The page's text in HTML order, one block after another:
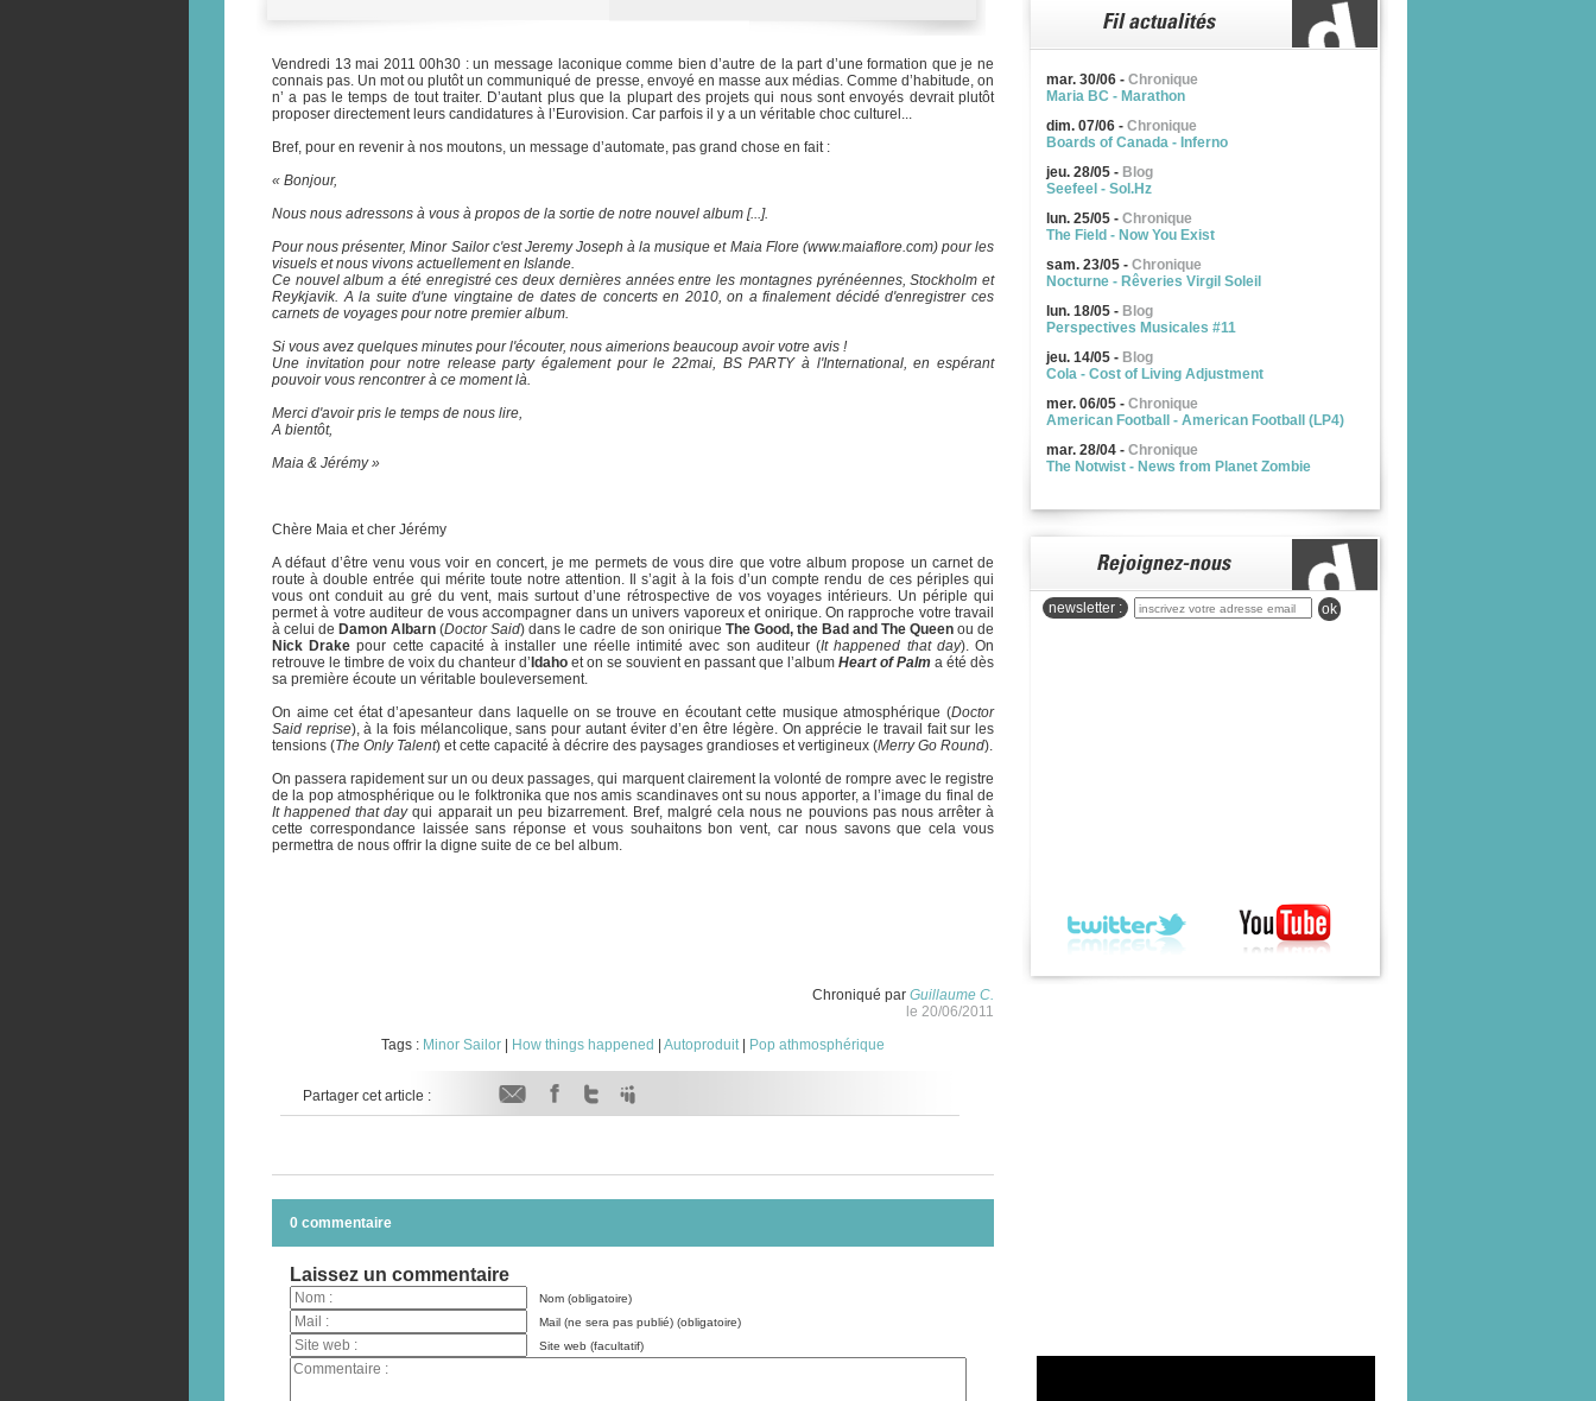
Vendredi 13 mai 2011 00h30 : un message laconique comme bien d’autre de la part d’une formation que je ne
connais pas. Un mot ou plutôt un communiqué de presse, envoyé en masse aux médias. Comme d’habitude, on
n’ a pas le temps de tout traiter. D’autant plus que la plupart des projets qui nous sont envoyés devrait plutôt
proposer directement leurs candidatures à l’Eurovision. Car parfois il y a un véritable choc culturel...
Bref, pour en revenir à nos moutons, un message d’automate, pas grand chose en fait :
« Bonjour,
Nous nous adressons à vous à propos de la sortie de notre nouvel album [...].
Pour nous présenter, Minor Sailor c'est Jeremy Joseph à la musique et Maia Flore (www.maiaflore.com) pour les
visuels et nous vivons actuellement en Islande.
Ce nouvel album a été enregistré ces deux dernières années entre les montagnes pyrénéennes, Stockholm et
Reykjavik. A la suite d'une vingtaine de dates de concerts en 2010, on a finalement décidé d'enregistrer ces
carnets de voyages pour notre premier album.
Si vous avez quelques minutes pour l'écouter, nous aimerions beaucoup avoir votre avis !
Une invitation pour notre release party également pour le 22mai, BS PARTY à l'International, en espérant
pouvoir vous rencontrer à ce moment là.
Merci d'avoir pris le temps de nous lire,
A bientôt,
Maia & Jérémy »
Chère Maia et cher Jérémy
A défaut d’être venu vous voir en concert, je me permets de vous dire que votre album propose un carnet de
route à double entrée qui mérite toute notre attention. Il s’agit à la fois d’un compte rendu de ces périples qui
vous ont conduit au gré du vent, mais surtout d’une rétrospective de vos voyages intérieurs. Un périple qui
permet à votre auditeur de vous accompagner dans un univers vaporeux et onirique. On rapproche votre travail
à celui de Damon Albarn (Doctor Said) dans le cadre de son onirique The Good, the Bad and The Queenou de
Nick Drake pour cette capacité à installer une réelle intimité avec son auditeur (It happened that day). On
retrouve le timbre de voix du chanteur d’ Idaho et on se souvient en passant que l’album Heart of Palm a été dès
sa première écoute un véritable bouleversement.
On aime cet état d’apesanteur dans laquelle on se trouve en écoutant cette musique atmosphérique (Doctor
Said reprise), à la fois mélancolique, sans pour autant éviter d’en être légère. On apprécie le travail fait sur les
tensions (The Only Talent) et cette capacité à décrire des paysages grandioses et vertigineux (Merry Go Round).
On passera rapidement sur un ou deux passages, qui marquent clairement la volonté de rompre avec le registre
de la pop atmosphérique ou le folktronika que nos amis scandinaves ont su nous apporter, a l’image du final de
It happened that dayqui apparait un peu bizarrement. Bref, malgré cela nous ne pouvions pas nous arrêter à
cette correspondance laissée sans réponse et vous souhaitons bon vent, car nous savons que cela vous
permettra de nous offrir la digne suite de ce bel album.
Chroniqué par Guillaume C.
le 20/06/2011
Tags : Minor Sailor How things happened Autoproduit| Pop athmosphérique
Partager cet article :
0 commentaire
Laissez un commentaire
Nom (obligatoire)
Mail (ne sera pas publié) (obligatoire)
Site web (facultatif)
mar. 30/06 - Chronique
Maria BC - Marathon
dim. 07/06 - Chronique
Boards of Canada - Inferno
jeu. 28/05 - Blog
Seefeel - Sol.Hz
lun. 25/05 - Chronique
The Field - Now You Exist
sam. 23/05 - Chronique
Nocturne - Rêveries Virgil Soleil
lun. 18/05 - Blog
Perspectives Musicales #11
jeu. 14/05 - Blog
Cola - Cost of Living Adjustment
mer. 06/05 - Chronique
American Football - American Football (LP4)
mar. 28/04 - Chronique
The Notwist - News from Planet Zombie
newsletter : ok